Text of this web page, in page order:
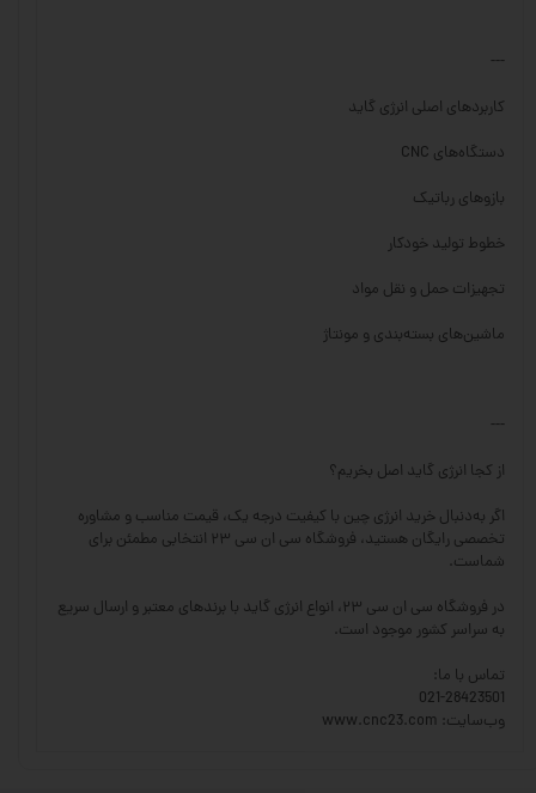
---
کاربردهای اصلی انرژی گاید
دستگاه‌های CNC
بازوهای رباتیک
خطوط تولید خودکار
تجهیزات حمل و نقل مواد
ماشین‌های بسته‌بندی و مونتاژ
---
از کجا انرژی گاید اصل بخریم؟
اگر به‌دنبال خرید انرژی چین با کیفیت درجه یک، قیمت مناسب و مشاوره
تخصصی رایگان هستید، فروشگاه سی ان سی ۲۳ انتخابی مطمئن برای
شماست.
در فروشگاه سی ان سی ۲۳، انواع انرژی گاید با برندهای معتبر و ارسال سریع
به سراسر کشور موجود است.
تماس با ما:
021-28423501
وب‌سایت: www.cnc23.com